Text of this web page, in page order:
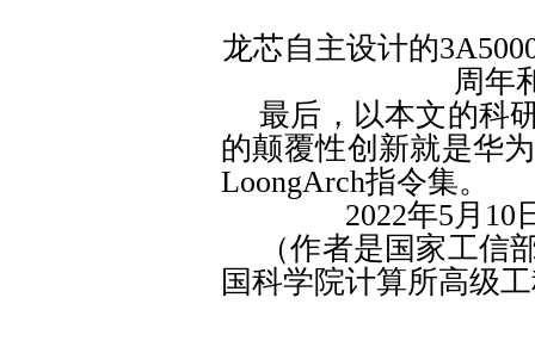
龙芯自主设计的
周年
最后，以本文的科
的颠覆性创新就是华为
LoongArch指令集。
2022年5月 10
（作者是国家工信
国科学院计算所高级